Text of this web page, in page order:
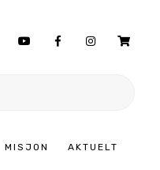
MISJON AKTUELT